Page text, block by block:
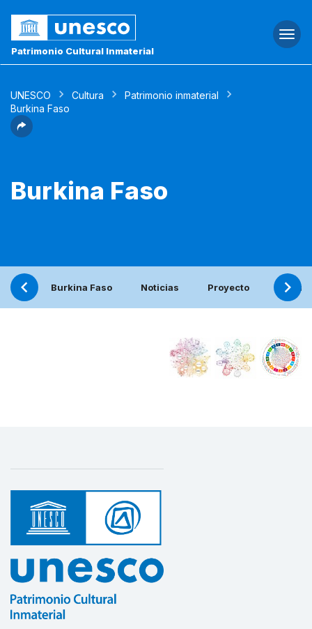
Patrimonio Cultural Inmaterial
UNESCO Cultura
Patrimonio inmaterial
Burkina Faso
Burkina Faso
Burkina Faso Noticias Proyecto